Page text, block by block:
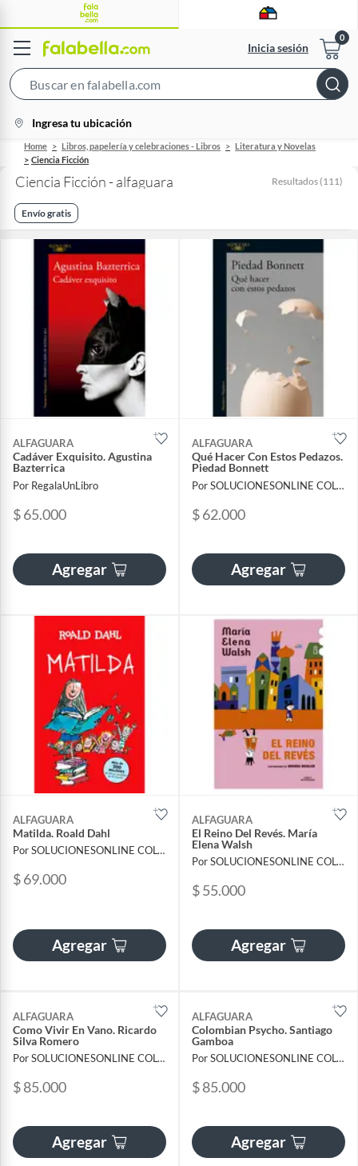
Inicia sesión
Bar
location-
icon
Ingresa tu ubicación
Home Libros, papelería y celebraciones - Libros
Literatura y Novelas
Ciencia Ficción
Ciencia Ficción - alfaguara Resultados (111)
Envío gratis
ALFAGUARA
Cadáver Exquisito. Agustina
Bazterrica
Por RegalaUnLibro
$ 65.000
Agregar
ALFAGUARA
Qué Hacer Con Estos Pedazos.
Piedad Bonnett
Por SOLUCIONESONLINE COLOMBIA SAS
$ 62.000
Agregar
ALFAGUARA
Matilda. Roald Dahl
Por SOLUCIONESONLINE COLOMBIA SAS
$ 69.000
Agregar
ALFAGUARA
El Reino Del Revés. María
Elena Walsh
Por SOLUCIONESONLINE COLOMBIA SAS
$ 55.000
Agregar
ALFAGUARA
Como Vivir En Vano. Ricardo
Silva Romero
Por SOLUCIONESONLINE COLOMBIA SAS
$ 85.000
Agregar
ALFAGUARA
Colombian Psycho. Santiago
Gamboa
Por SOLUCIONESONLINE COLOMBIA SAS
$ 85.000
Agregar